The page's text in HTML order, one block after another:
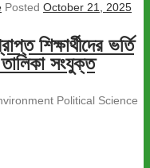
Posted October 21, 2025
শিক্ষার্থীদের ভর্তি
সংযুক্ত
Political Science